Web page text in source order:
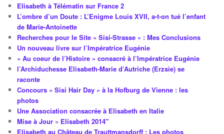
Elisabeth à Télématin sur France 2
L’ombre d’un Doute : L’Enigme Louis XVII, a-t-on tué l’enfant
de Marie-Antoinette
Recherches pour le Site « Sisi-Strasse » : Mes Conclusions
Un nouveau livre sur l’Impératrice Eugénie
« Au coeur de l’Histoire » consacré à l’Impératrice Eugénie
l’Archiduchesse Elisabeth-Marie d’Autriche (Erzsie) se
raconte
Concours « Sisi Hair Day » à la Hofburg de Vienne : les
photos
Une Association consacrée à Elisabeth en Italie
Mise à Jour « Elisabeth 2014″
Elisabeth au Château de Trauttmansdorff : Les photos